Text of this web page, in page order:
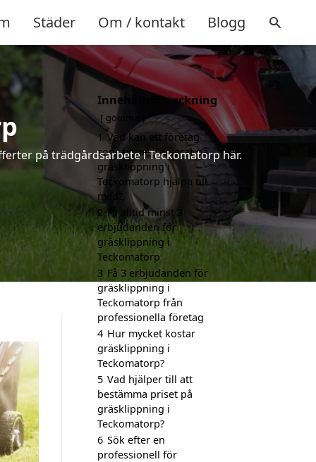
Städer Om / kontakt Blogg
på trädgårdsarbete i Teckomatorp här.
Innehållsförteckning
gömma
1 Vad kan ett företag
som är specialiserat på
gräsklippning i
Teckomatorp hjälpa till
med?
2 Få alltid minst 3
erbjudanden för
gräsklippning i
Teckomatorp
3 Få 3 erbjudanden för
gräsklippning i
Teckomatorp från
professionella företag
4 Hur mycket kostar
gräsklippning i
Teckomatorp?
5 Vad hjälper till att
bestämma priset på
gräsklippning i
Teckomatorp?
6 Sök efter en
professionell för